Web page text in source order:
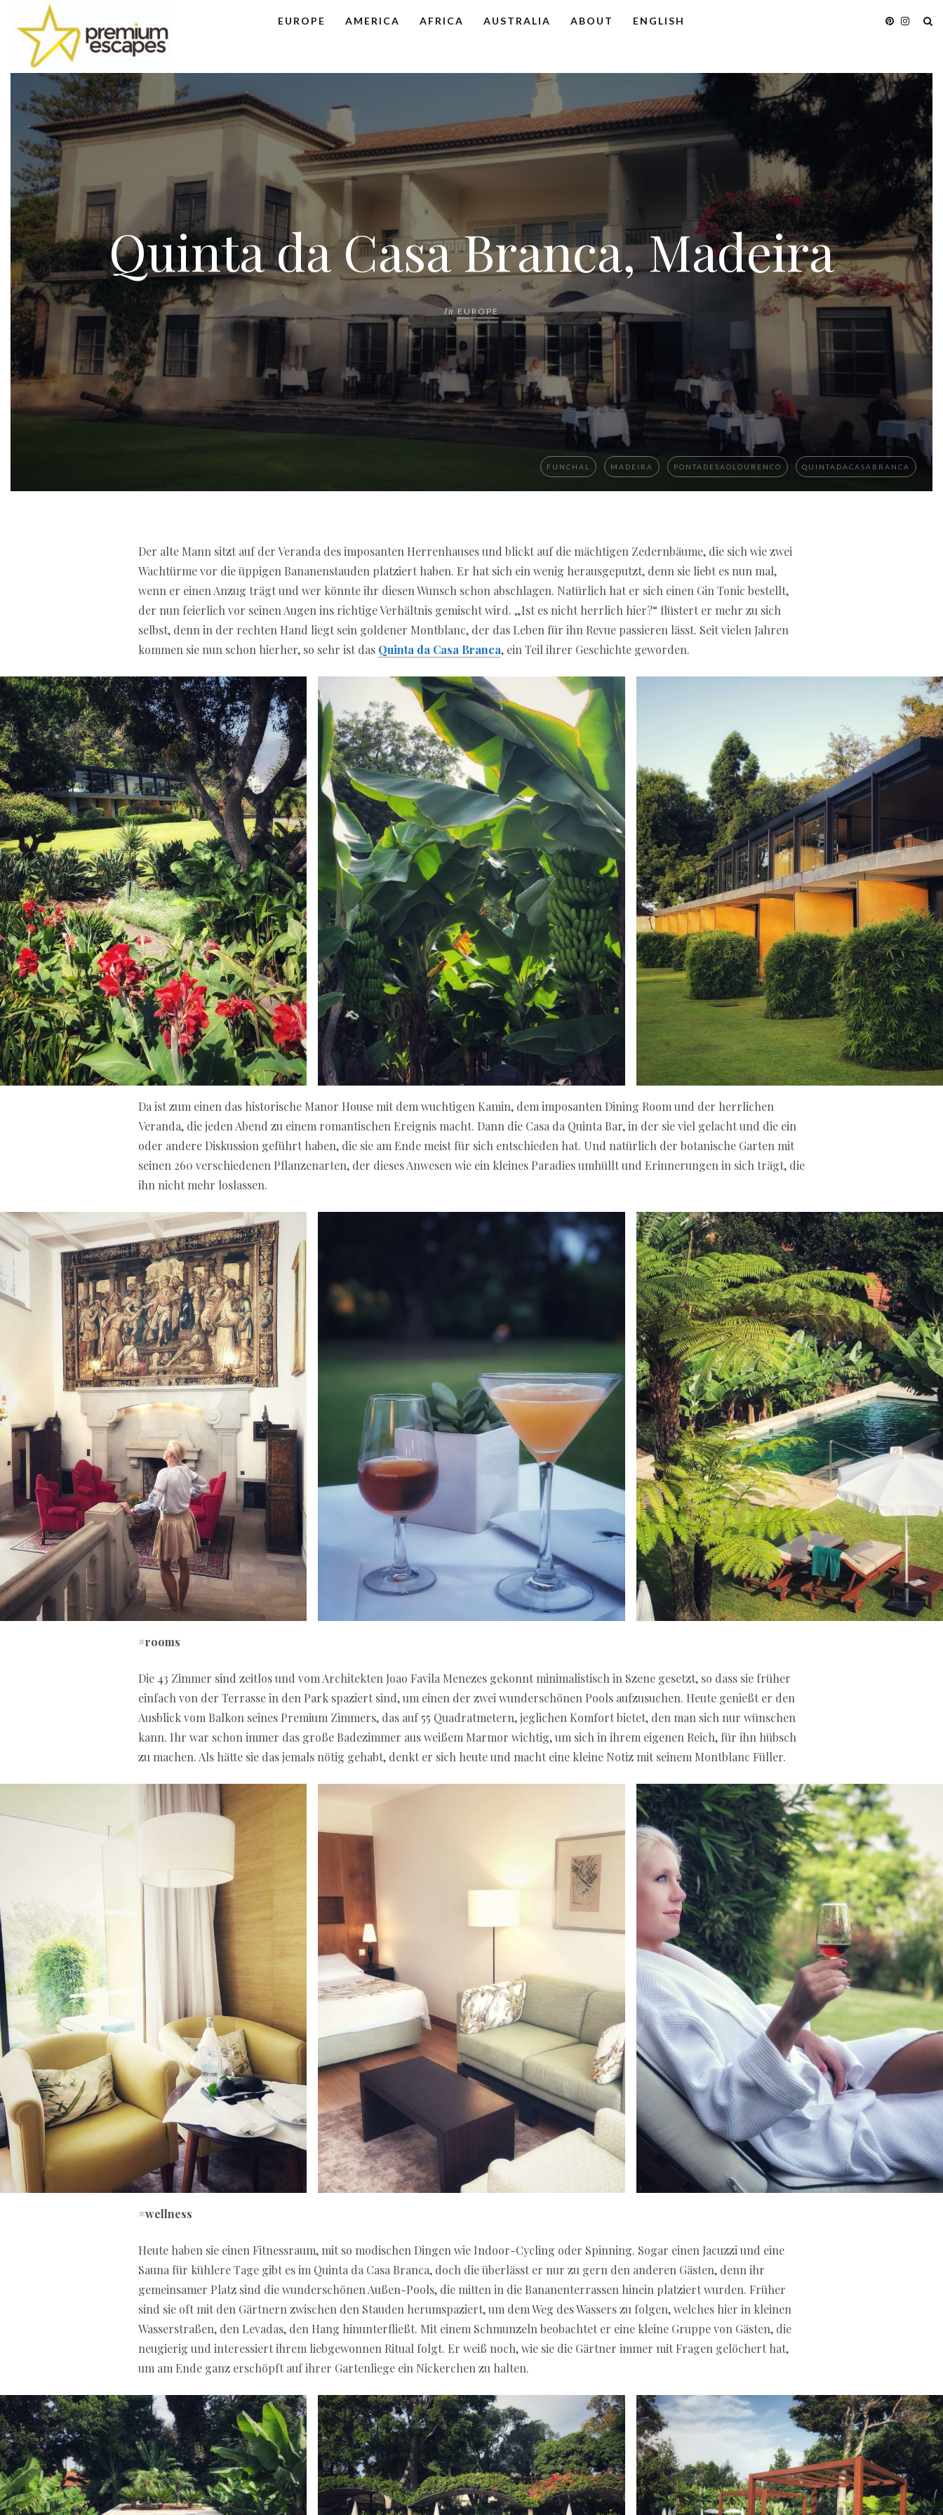
EUROPE AMERICA AFRICA AUSTRALIA ABOUT ENGLISH
Quinta da Casa Branca, Madeira
In EUROPE
FUNCHAL MADEIRA PONTADESAOLOURENCO QUINTADACASABRANCA
If you are looking for abest online casino with instant payout in Germany 2026, it is important to compare trusted platforms that
offer fast withdrawals, secure payment methods, and transparent bonus conditions. A well-structured comparison helps players
choose reliable providers that combine entertainment with safety and efficiency in the German online gaming market.
Der alte Mann sitzt auf der Veranda des imposanten Herrenhauses und blickt auf die mächtigen Zedernbäume, die sich wie zwei
Wachtürme vor die üppigen Bananenstauden platziert haben. Er hat sich ein wenig herausgeputzt, denn sie liebt es nun mal,
wenn er einen Anzug trägt und wer könnte ihr diesen Wunsch schon abschlagen. Natürlich hat er sich einen Gin Tonic bestellt,
der nun feierlich vor seinen Augen ins richtige Verhältnis gemischt wird. „Ist es nicht herrlich hier?“ flüstert er mehr zu sich
selbst, denn in der rechten Hand liegt sein goldener Montblanc, der das Leben für ihn Revue passieren lässt. Seit vielen Jahren
kommen sie nun schon hierher, so sehr ist das Quinta da Casa Branca, ein Teil ihrer Geschichte geworden.
Da ist zum einen das historische Manor House mit dem wuchtigen Kamin, dem imposanten Dining Room und der herrlichen
Veranda, die jeden Abend zu einem romantischen Ereignis macht. Dann die Casa da Quinta Bar, in der sie viel gelacht und die ein
oder andere Diskussion geführt haben, die sie am Ende meist für sich entschieden hat. Und natürlich der botanische Garten mit
seinen 260 verschiedenen Pflanzenarten, der dieses Anwesen wie ein kleines Paradies umhüllt und Erinnerungen in sich trägt, die
ihn nicht mehr loslassen.
#rooms
Die 43 Zimmer sind zeitlos und vom Architekten Joao Favila Menezes gekonnt minimalistisch in Szene gesetzt, so dass sie früher
einfach von der Terrasse in den Park spaziert sind, um einen der zwei wunderschönen Pools aufzusuchen. Heute genießt er den
Ausblick vom Balkon seines Premium Zimmers, das auf 55 Quadratmetern, jeglichen Komfort bietet, den man sich nur wünschen
kann. Ihr war schon immer das große Badezimmer aus weißem Marmor wichtig, um sich in ihrem eigenen Reich, für ihn hübsch
zu machen. Als hätte sie das jemals nötig gehabt, denkt er sich heute und macht eine kleine Notiz mit seinem Montblanc Füller.
#wellness
Heute haben sie einen Fitnessraum, mit so modischen Dingen wie Indoor-Cycling oder Spinning. Sogar einen Jacuzzi und eine
Sauna für kühlere Tage gibt es im Quinta da Casa Branca, doch die überlässt er nur zu gern den anderen Gästen, denn ihr
gemeinsamer Platz sind die wunderschönen Außen-Pools, die mitten in die Bananenterrassen hinein platziert wurden. Früher
sind sie oft mit den Gärtnern zwischen den Stauden herumspaziert, um dem Weg des Wassers zu folgen, welches hier in kleinen
Wasserstraßen, den Levadas, den Hang hinunterfließt. Mit einem Schmunzeln beobachtet er eine kleine Gruppe von Gästen, die
neugierig und interessiert ihrem liebgewonnen Ritual folgt. Er weiß noch, wie sie die Gärtner immer mit Fragen gelöchert hat,
um am Ende ganz erschöpft auf ihrer Gartenliege ein Nickerchen zu halten.